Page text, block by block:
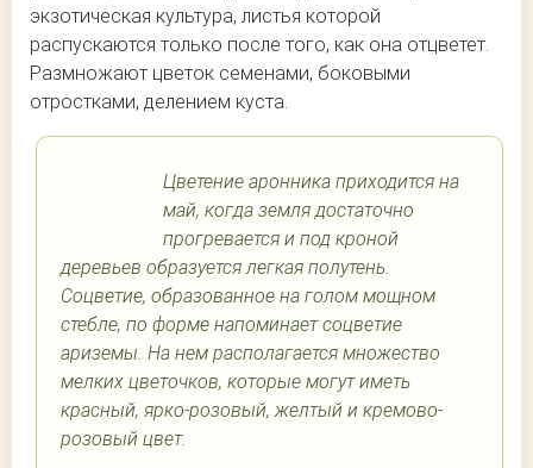
экзотическая культура, листья которой
распускаются только после того, как она отцветет.
Размножают цветок семенами, боковыми
отростками, делением куста.
Цветение аронника приходится на
май, когда земля достаточно
прогревается и под кроной
деревьев образуется легкая полутень.
Соцветие, образованное на голом мощном
стебле, по форме напоминает соцветие
ариземы. На нем располагается множество
мелких цветочков, которые могут иметь
красный, ярко-розовый, желтый и кремово-
розовый цвет.